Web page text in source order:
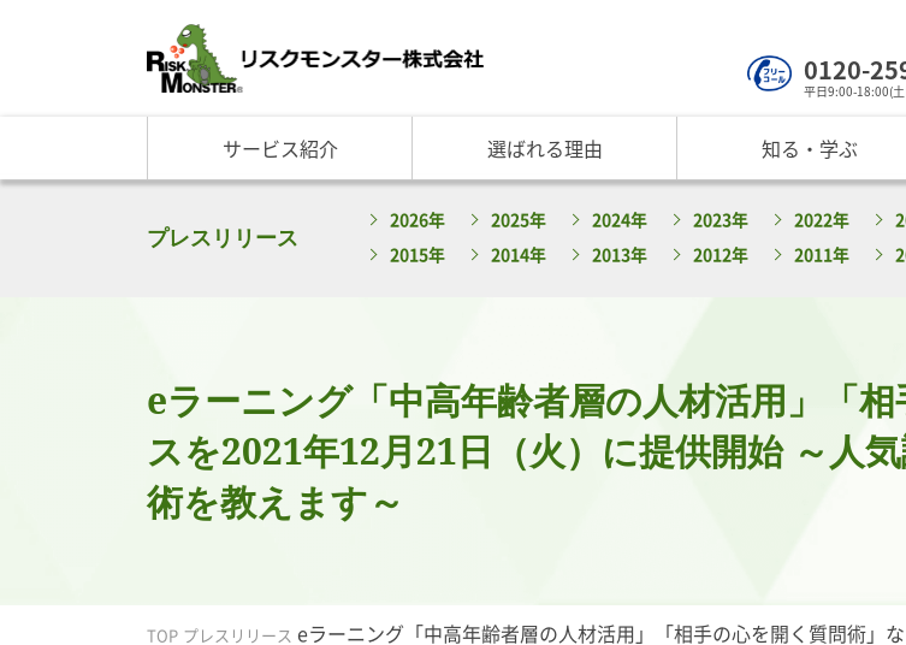
0120-
平日9:00-18:00(
サービス紹介
与信管理サービス
反社チェックサービス
企業データ活用サービス
社員研修・リスクマネジメント研修
現在の
反社チ
選ばれる理由
RM格付
RM与信限度額
反社チェックヒートマップ
企業リスク管理への独自AI活用
サービス
ご利
ご入
知る・学ぶ
基礎講座
リスモングの与信管理講座
ビジネス実務与信管理検定試験
お役立ちコンテンツ
与信管理の役割が知りたい
内部統制を強化するための与信管理
リスクモンスターについて
トップメッセージ
グループ紹介
沿革とサービスの変遷
リスモンの目指すところ
取り組み
サービス品質向上
リスモンポイントプロ
リスモン財団
プレスリリース
2026年 2025年 2024年 2023年 2022年
2015年 2014年 2013年 2012年 2011年
eラーニング「中高年齢者層の人材活用」「
スを2021年12月21日（火）に提供開始 ～人
術を教えます～
TOP プレスリリース eラーニング「中高年齢者層の人材活用」「相手の心を開く質問術」